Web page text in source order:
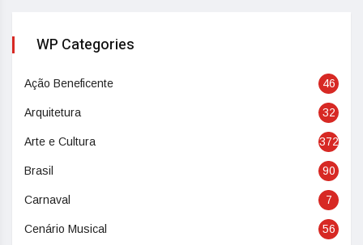
WP Categories
Ação Beneficente 46
Arquitetura 32
Arte e Cultura 372
Brasil 90
Carnaval 7
Cenário Musical 56